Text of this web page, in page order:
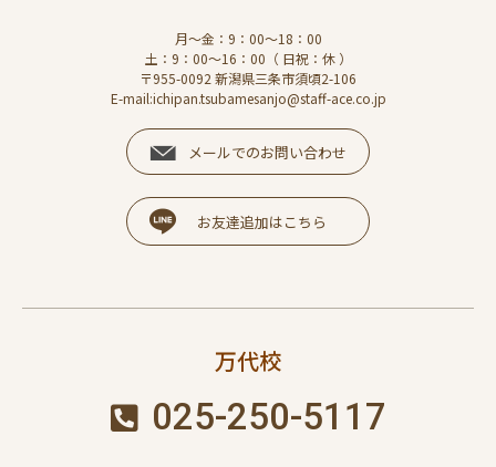
月～金：9：00～18：00
土：9：00～16：00（ 日祝：休 ）
〒955-0092 新潟県三条市須頃2-106
E-mail:ichipan.tsubamesanjo@staff-ace.co.jp
メールでのお問い合わせ
お友達追加はこちら
万代校
025-250-5117